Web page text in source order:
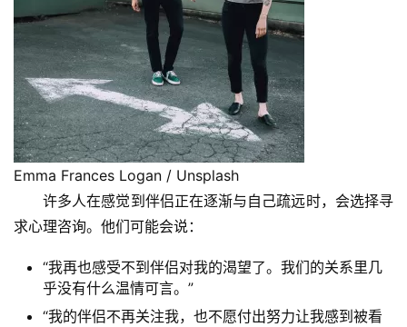
Emma Frances Logan / Unsplash
许多人在感觉到伴侣正在逐渐与自己疏远时，会选择寻
求心理咨询。他们可能会说：
“我再也感受不到伴侣对我的渴望了。我们的关系里几
乎没有什么温情可言。”
“我的伴侣不再关注我，也不愿付出努力让我感到被看